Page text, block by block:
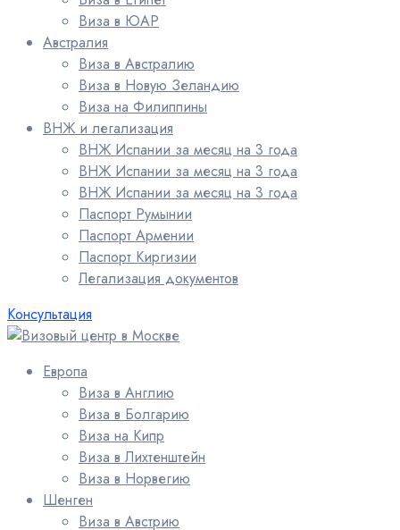
Виза в ЮАР
Австралия
Виза в Австралию
Виза в Новую Зеландию
Виза на Филиппины
ВНЖ и легализация
ВНЖ Испании за месяц на 3 года
ВНЖ Испании за месяц на 3 года
ВНЖ Испании за месяц на 3 года
Паспорт Румынии
Паспорт Армении
Паспорт Киргизии
Легализация документов
Консультация
Европа
Виза в Англию
Виза в Болгарию
Виза на Кипр
Виза в Лихтенштейн
Виза в Норвегию
Шенген
Виза в Австрию